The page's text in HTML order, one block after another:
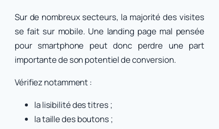
Sur de nombreux secteurs, la majorité des visites
se fait sur mobile. Une landing page mal pensée
pour smartphone peut donc perdre une part
importante de son potentiel de conversion.
Vérifiez notamment :
la lisibilité des titres ;
la taille des boutons ;